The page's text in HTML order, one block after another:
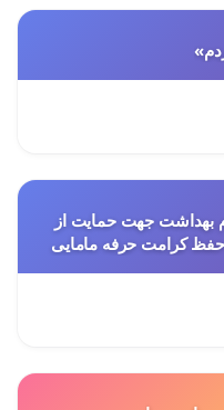
بهداشت جهت حمایت از
حفظ کرامت حرفه مامایی